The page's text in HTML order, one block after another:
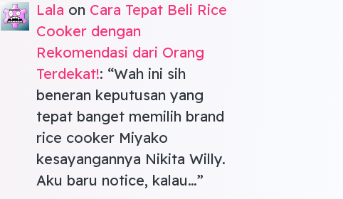
Lala on Cara Tepat Beli Rice
Cooker dengan
Rekomendasi dari Orang
Terdekat!: “Wah ini sih
beneran keputusan yang
tepat banget memilih brand
rice cooker Miyako
kesayangannya Nikita Willy.
Aku baru notice, kalau…”